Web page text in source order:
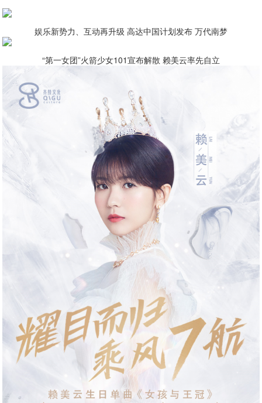
娱乐新势力、互动再升级 高达中国计划发布 万代南梦
“第一女团”火箭少女101宣布解散 赖美云率先自立